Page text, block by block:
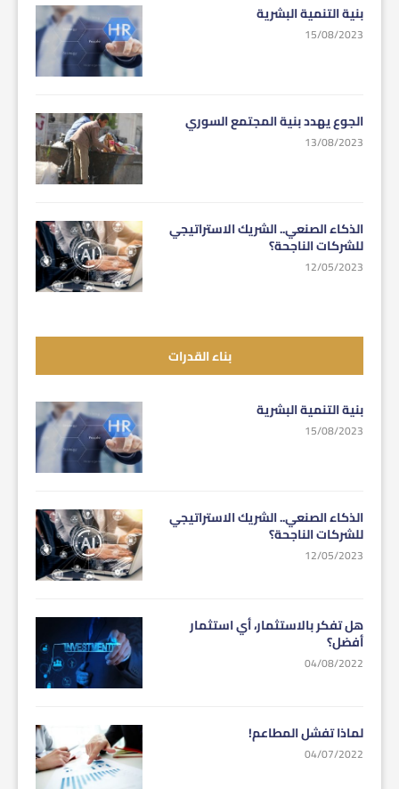
بنية التنمية البشرية
15/08/2023
الجوع يهدد بنية المجتمع السوري
13/08/2023
الذكاء الصنعي.. الشريك الاستراتيجي
للشركات الناجحة؟
12/05/2023
بناء القدرات
بنية التنمية البشرية
15/08/2023
الذكاء الصنعي.. الشريك الاستراتيجي
للشركات الناجحة؟
12/05/2023
هل تفكر بالاستثمار، أي استثمار
أفضل؟
04/08/2022
لماذا تفشل المطاعم!
04/07/2022